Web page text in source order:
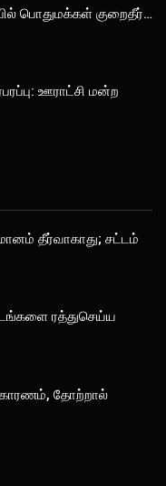
பொதுமக்கள் குறைதீர்…
ஊராட்சி மன்ற
தீர்வாகாது; சட்டம்
ரத்துசெய்ய
தோற்றால்